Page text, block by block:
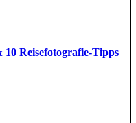
10 Reisefotografie-Tipps